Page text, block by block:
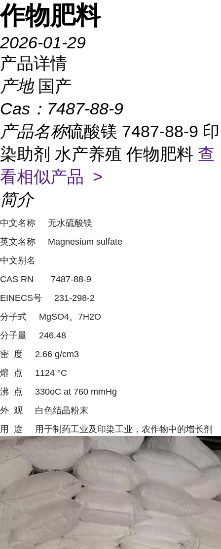
作物肥料
2026-01-29
产品详情
产地 国产
Cas： 7487-88-9
产品名称硫酸镁 7487-88-9 印
染助剂 水产养殖 作物肥料 查
看相似产品 >
简介
中文名称 无水硫酸镁
英文名称 Magnesium sulfate
中文别名
CAS RN 7487-88-9
EINECS号 231-298-2
分子式 MgSO4。7H2O
分子量 246.48
密 度 2.66 g/cm3
熔 点 1124 °C
沸 点 330oC at 760 mmHg
外 观 白色结晶粉末
用 途 用于制药工业及印染工业，农作物中的增长剂